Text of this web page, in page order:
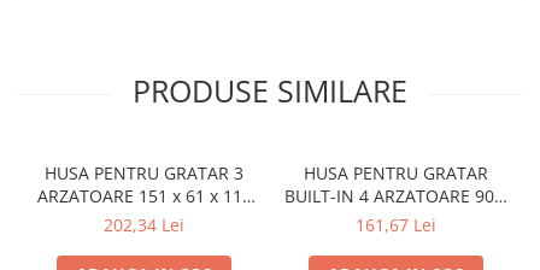
PRODUSE SIMILARE
HUSA PENTRU GRATAR 3
ARZATOARE 151 x 61 x 110
cm CADAC 98361
202,34 Lei
HUSA PENTRU GRATAR
BUILT-IN 4 ARZATOARE 90 x
43 x 62 cm CADAC 982241-
161,67 Lei